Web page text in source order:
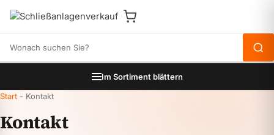
Im Sortiment blättern
Start - Kontakt
Kontakt